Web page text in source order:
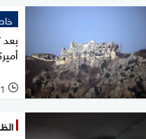
l 1 أغسطس 2026